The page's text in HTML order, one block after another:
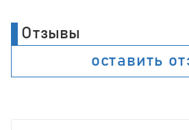
Отзывы
оставить